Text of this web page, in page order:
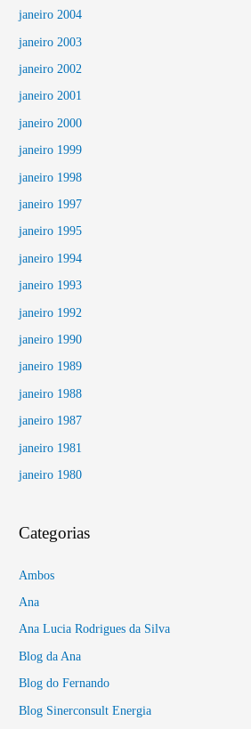
janeiro 2004
janeiro 2003
janeiro 2002
janeiro 2001
janeiro 2000
janeiro 1999
janeiro 1998
janeiro 1997
janeiro 1995
janeiro 1994
janeiro 1993
janeiro 1992
janeiro 1990
janeiro 1989
janeiro 1988
janeiro 1987
janeiro 1981
janeiro 1980
Categorias
Ambos
Ana
Ana Lucia Rodrigues da Silva
Blog da Ana
Blog do Fernando
Blog Sinerconsult Energia